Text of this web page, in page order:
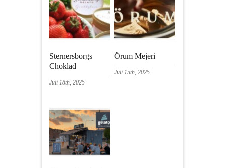
Sternersborgs
Choklad
Juli 18th, 2025
Örum Mejeri
Juli 15th, 2025